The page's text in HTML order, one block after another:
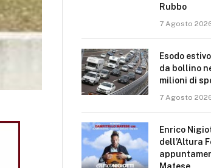
Rubbo
7 Agosto
Esodo
da bollino
milioni di
7 Agosto
Enrico
dell’Altura